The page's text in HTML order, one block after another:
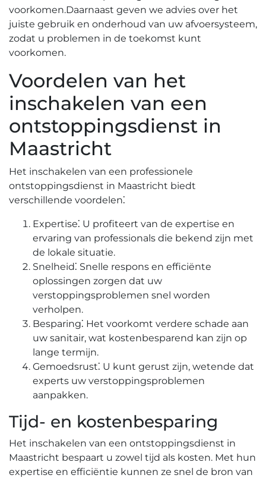
voorkomen.​ Daarnaast geven we advies over het
juiste gebruik en onderhoud van uw afvoersysteem,
zodat u problemen in de toekomst kunt
voorkomen.​
Voordelen van het
inschakelen van een
ontstoppingsdienst in
Maastricht
Het inschakelen van een professionele
ontstoppingsdienst in Maastricht biedt
verschillende voordelen⁚
Expertise⁚ U profiteert van de expertise en
ervaring van professionals die bekend zijn met
de lokale situatie.​
Snelheid⁚ Snelle respons en efficiënte
oplossingen zorgen dat uw
verstoppingsproblemen snel worden
verholpen.​
Besparing⁚ Het voorkomt verdere schade aan
uw sanitair, wat kostenbesparend kan zijn op
lange termijn.
Gemoedsrust⁚ U kunt gerust zijn, wetende dat
experts uw verstoppingsproblemen
aanpakken.​
Tijd- en kostenbesparing
Het inschakelen van een ontstoppingsdienst in
Maastricht bespaart u zowel tijd als kosten. Met hun
expertise en efficiëntie kunnen ze snel de bron van